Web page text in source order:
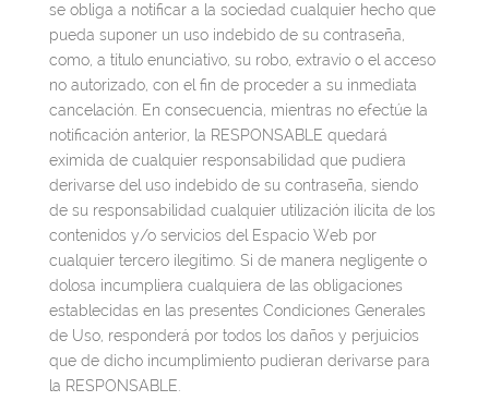
se obliga a notificar a la sociedad cualquier hecho que
pueda suponer un uso indebido de su contraseña,
como, a título enunciativo, su robo, extravío o el acceso
no autorizado, con el fin de proceder a su inmediata
cancelación. En consecuencia, mientras no efectúe la
notificación anterior, la RESPONSABLE quedará
eximida de cualquier responsabilidad que pudiera
derivarse del uso indebido de su contraseña, siendo
de su responsabilidad cualquier utilización ilícita de los
contenidos y/o servicios del Espacio Web por
cualquier tercero ilegítimo. Si de manera negligente o
dolosa incumpliera cualquiera de las obligaciones
establecidas en las presentes Condiciones Generales
de Uso, responderá por todos los daños y perjuicios
que de dicho incumplimiento pudieran derivarse para
la RESPONSABLE.